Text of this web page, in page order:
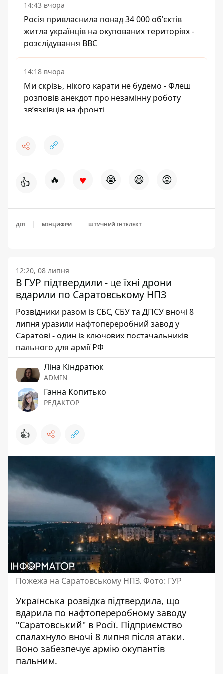
14:43 вчора
Росія привласнила понад 34 000 об'єктів
житла українців на окупованих територіях -
розслідування BBC
14:18 вчора
Ми скрізь, нікого карати не будемо - Флеш
розповів анекдот про незамінну роботу
зв’язківців на фронті
👍 🔥 ♥ 😭 😆 😡
ДІЯ МІНЦИФРИ ШТУЧНИЙ ІНТЕЛЕКТ
12:20, 08 липня
В ГУР підтвердили - це їхні дрони
вдарили по Саратовському НПЗ
Розвідники разом із СБС, СБУ та ДПСУ вночі 8
липня уразили нафтопереробний завод у
Саратові - один із ключових постачальників
пального для армії РФ
Ліна Кіндратюк
ADMIN
Ганна Копитько
РЕДАКТОР
👍
Пожежа на Саратовському НПЗ. Фото: ГУР
Українська розвідка підтвердила, що
вдарила по нафтопереробному заводу
"Саратовський" в Росії. Підприємство
спалахнуло вночі 8 липня після атаки.
Воно забезпечує армію окупантів
пальним.